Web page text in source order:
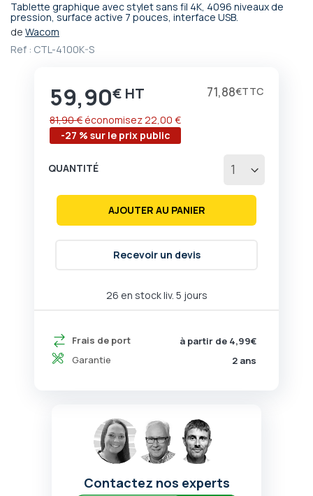
Tablette graphique avec stylet sans fil 4K, 4096 niveaux de
pression, surface active 7 pouces, interface USB.
de Wacom
Ref : CTL-4100K-S
Prix
59,90€ 71,88€
-27 % sur le prix public
81,90 € économisez22,00 €
26 en stock liv. 5 jours
Frais de port
à partir de 4,99€
Garantie
2 ans
QUANTITÉ
AJOUTER AU PANIER
Recevoir un devis
Passer
au
de
d’images
Contactez nos experts